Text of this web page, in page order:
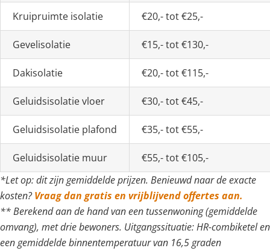
Kruipruimte isolatie €20,- tot €25,-
Gevelisolatie €15,- tot €130,-
Dakisolatie €20,- tot €115,-
Geluidsisolatie vloer €30,- tot €45,-
Geluidsisolatie plafond €35,- tot €55,-
Geluidsisolatie muur
€55,- tot €105,-
*Let op: dit zijn gemiddelde prijzen. Benieuwd naar de exacte
kosten?Vraag dan gratis en vrijblijvend offertes aan.
** Berekend aan de hand van een tussenwoning (gemiddelde
omvang), met drie bewoners. Uitgangssituatie: HR-combiketel en
een gemiddelde binnentemperatuur van 16,5 graden